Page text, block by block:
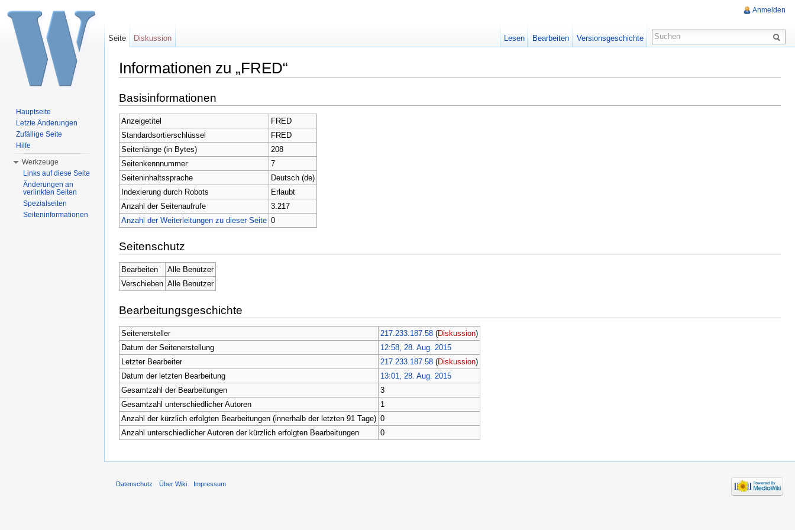
Informationen zu „FRED“
Basisinformationen
Anzeigetitel
FRED
Standardsortierschlüssel
FRED
Seitenlänge (in Bytes)
208
Seitenkennnummer
7
Seiteninhaltssprache
Deutsch (de)
Indexierung durch Robots
Erlaubt
Anzahl der Seitenaufrufe
3.217
Anzahl der Weiterleitungen zu dieser Seite 0
Seitenschutz
Bearbeiten
Alle Benutzer
Verschieben Alle Benutzer
Bearbeitungsgeschichte
Seitenersteller 217.233.187.58 (Diskussion)
Datum der Seitenerstellung
12:58, 28. Aug. 2015
Letzter Bearbeiter
217.233.187.58 (Diskussion)
Datum der letzten Bearbeitung
13:01, 28. Aug. 2015
Gesamtzahl der Bearbeitungen
3
Gesamtzahl unterschiedlicher Autoren
1
Anzahl der kürzlich erfolgten Bearbeitungen (innerhalb der letzten 91 Tage) 0
Anzahl unterschiedlicher Autoren der kürzlich erfolgten Bearbeitungen
0
Anmelden
Seite Diskussion Lesen Bearbeiten Versionsgeschichte
Hauptseite
Letzte Änderungen
Zufällige Seite
Hilfe
Werkzeuge
Links auf diese Seite
Änderungen an
verlinkten Seiten
Spezialseiten
Seiteninformationen
Datenschutz Über Wiki Impressum